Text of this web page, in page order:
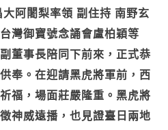
阿闍梨率領 副住持 南野玄
灣御寶號念誦會盧柏穎等
董事長陪同下前來，正式恭
奉。在迎請黑虎將軍前，西
福，場面莊嚴隆重。黑虎將
神威遠播，也見證臺日兩地